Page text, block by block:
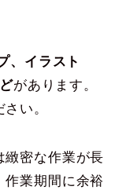
、イラスト
があります。
い。
緻密な作業が長
作業期間に余裕